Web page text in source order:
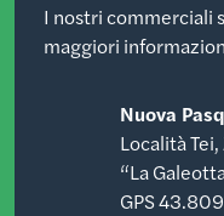
I nostri commerciali
maggiori
Nuova
Località
“La
GPS